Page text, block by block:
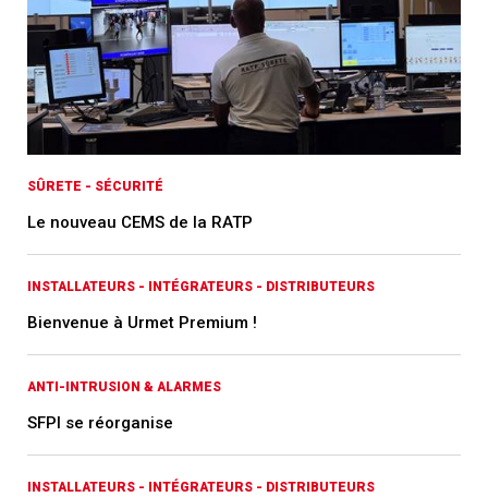
SÛRETE - SÉCURITÉ
Le nouveau CEMS de la RATP
INSTALLATEURS - INTÉGRATEURS - DISTRIBUTEURS
Bienvenue à Urmet Premium !
ANTI-INTRUSION & ALARMES
SFPI se réorganise
INSTALLATEURS - INTÉGRATEURS - DISTRIBUTEURS